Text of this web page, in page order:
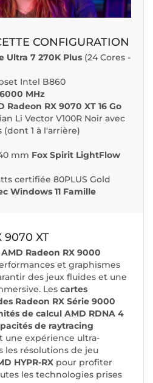
CONFIGURATION
Ultra 7 270K Plus (24 Cores -
Intel B860
MHz
Radeon RX 9070 XT 16 Go
Li Vector V100R Noir avec
1 à l'arrière)
mm Fox Spirit LightFlow
certifiée 80PLUS Gold
Windows 11 Famille
9070 XT
AMD Radeon RX 9000
et graphismes
des jeux fluides et une
Les cartes
Radeon RX Série 9000
de calcul AMD RDNA 4
de raytracing
une expérience ultra-
les résolutions de jeu
HYPR-RX pour profiter
les technologies prises